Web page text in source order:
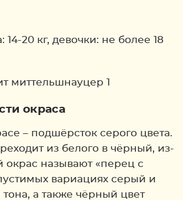
14-20 кг, девочки: не более 18
окраса
– подшёрсток серого цвета.
из белого в чёрный, из-
окрас называют «перец с
вариациях серый и
а также чёрный цвет